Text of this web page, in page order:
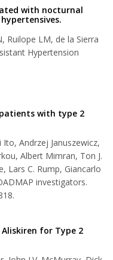
with nocturnal
Ruilope LM, de la Sierra
Hypertension
with type 2
Ito, Andrzej Januszewicz,
Albert Mimran, Ton J.
Lars C. Rump, Giancarlo
investigators.
for Type 2